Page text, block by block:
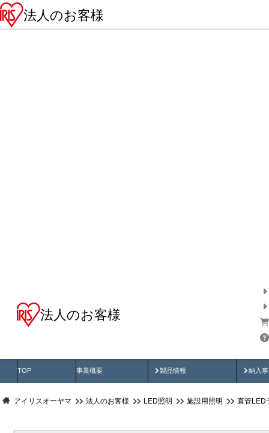
法人のお客様
法人のお客様
TOP 事業概要 製品情報
製品動画 納入
納
アイリスオーヤマ 法人のお客様 LED照明 施設用照明 直管LED